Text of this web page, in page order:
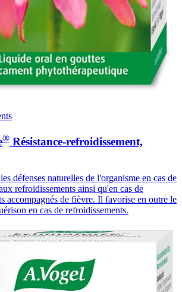
® Résistance-refroidissement,
défenses naturelles de l'organisme en cas de
refroidissements ainsi qu'en cas de
accompagnés de fièvre. Il favorise en outre le
en cas de refroidissements.